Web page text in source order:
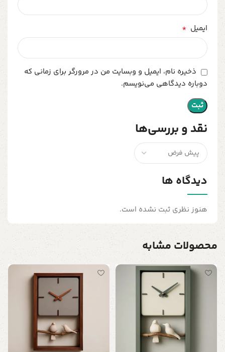
نقد و بررسی‌ها
دیدگاه ها
هنوز نظری ثبت نشده است.
ایمیل *
ذخیره نام، ایمیل و وبسایت من در مرورگر برای زمانی که
دوباره دیدگاهی می‌نویسم.
محصولات مشابه